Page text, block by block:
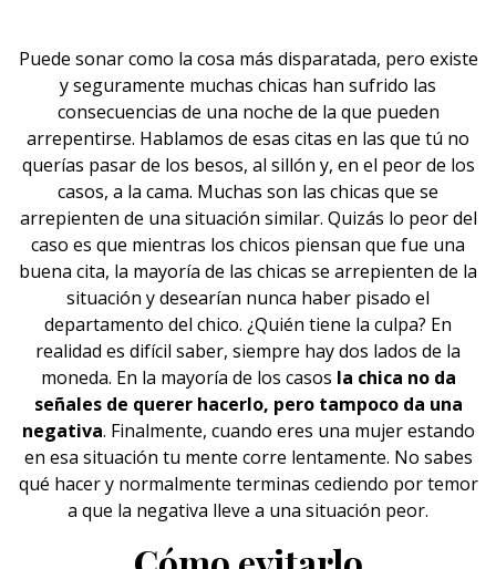
Puede sonar como la cosa más disparatada, pero existe
y seguramente muchas chicas han sufrido las
consecuencias de una noche de la que pueden
arrepentirse. Hablamos de esas citas en las que tú no
querías pasar de los besos, al sillón y, en el peor de los
casos, a la cama. Muchas son las chicas que se
arrepienten de una situación similar. Quizás lo peor del
caso es que mientras los chicos piensan que fue una
buena cita, la mayoría de las chicas se arrepienten de la
situación y desearían nunca haber pisado el
departamento del chico. ¿Quién tiene la culpa? En
realidad es difícil saber, siempre hay dos lados de la
moneda. En la mayoría de los casos la chica no da
señales de querer hacerlo, pero tampoco da una
negativa. Finalmente, cuando eres una mujer estando
en esa situación tu mente corre lentamente. No sabes
qué hacer y normalmente terminas cediendo por temor
a que la negativa lleve a una situación peor.